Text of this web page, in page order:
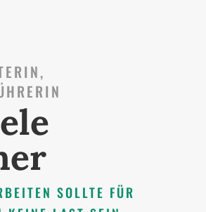
SOLLTE FÜR